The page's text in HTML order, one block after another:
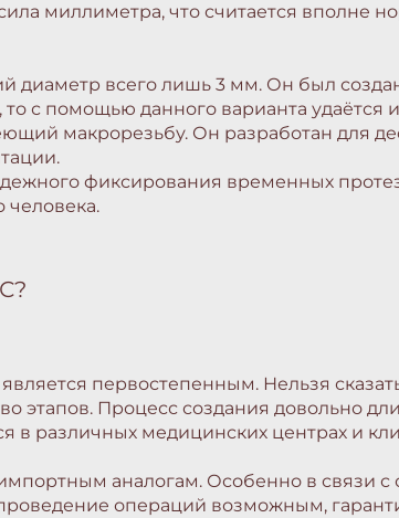
миллиметра, что считается вполне
диаметр всего лишь 3 мм. Он был
то с помощью данного варианта удаётся
макрорезьбу. Он разработан для
фиксирования временных
человека.
первостепенным. Нельзя
этапов. Процесс создания довольно
в различных медицинских центрах и
аналогам. Особенно в связи
операций возможным,